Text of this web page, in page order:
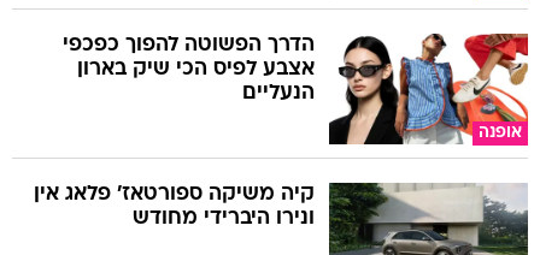
אופנה
הדרך הפשוטה להפוך כפכפי
אצבע לפיס הכי שיק בארון
הנעליים
קיה משיקה ספורטאז' פלאג אין
ונירו היברידי מחודש